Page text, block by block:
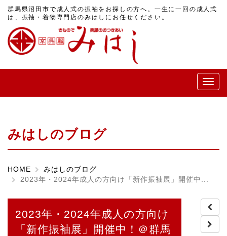
群馬県沼田市で成人式の振袖をお探しの方へ。一生に一回の成人式
は、振袖・着物専門店のみはしにお任せください。
メ
ニ
みはしのブログ
HOME
みはしのブログ
2023年・2024年成人の方向け「新作振袖展」開催中...
2023年・2024年成人の方向け
「新作振袖展」開催中！＠群馬